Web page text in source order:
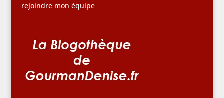
rejoindre mon équipe